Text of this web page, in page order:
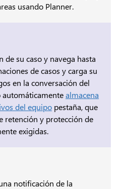
usando Planner.
de su caso y navega hasta
de casos y carga su
en la conversación del
automáticamentealmacena
del equipo pestaña, que
retención y protección de
exigidas.
notificación de la